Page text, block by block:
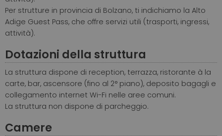
Per strutture in provincia di Bolzano, ti indichiamo la Alto
Adige Guest Pass, che offre servizi utili (trasporti, ingressi,
attività).
Dotazioni della struttura
La struttura dispone di reception, terrazza, ristorante à la
carte, bar, ascensore (fino al 2° piano), deposito bagagli e
collegamento internet Wi-Fi nelle aree comuni.
La struttura non dispone di parcheggio.
Camere